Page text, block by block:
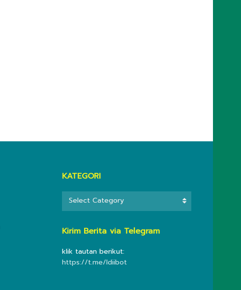
KATEGORI
KATEGORI
Select Category
Kirim Berita via Telegram
klik tautan berikut:
https://t.me/ldiibot